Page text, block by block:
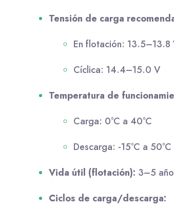
Tensión de carga
En flotación: 13.5–13.8
Cíclica: 14.4–15.0 V
Temperatura de
Carga: 0°C a 40°C
Descarga: -15°C a 50°C
Vida útil (flotación): 3–5
Ciclos de carga/descarga: